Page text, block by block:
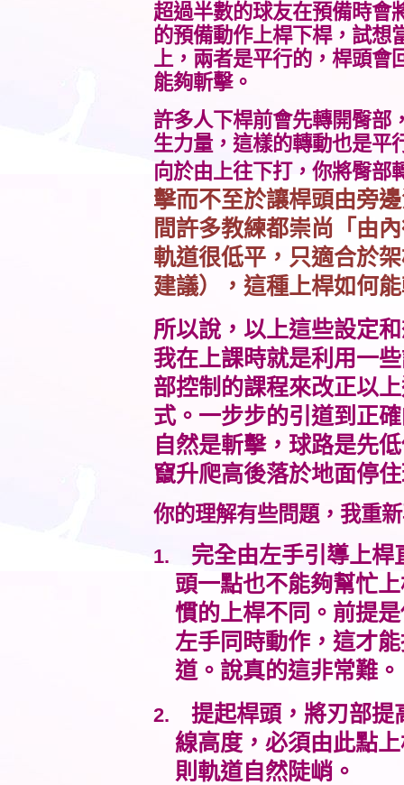
超過半數的球友在預備時會
的預備動作上桿下桿，試想
上，兩者是平行的，桿頭會
能夠斬擊。
許多人下桿前會先轉開臀部
生力量，這樣的轉動也是平
向於由上往下打，你將臀部
擊而不至於讓桿頭由旁
間許多教練都崇尚「由
軌道很低平，只適合於
建議），這種上桿如何
所以說，以上這些設定
我在上課時就是利用一
部控制的課程來改正以
式。一步步的引道到正
自然是斬擊，球路是先
竄升爬高後落於地面停
你的理解有些問題，我重
1.
完全由左手引導上桿
頭一點也不能夠幫忙
慣的上桿不同。前提
左手同時動作，這才
道。說真的這非常難。
2.
提起桿頭，將刃部提
線高度，必須由此點
則軌道自然陡峭。